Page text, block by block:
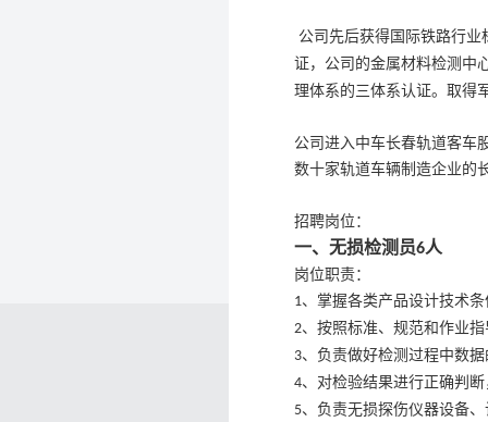
公司先后获得国际铁路行业
证，公司的金属材料检测中
理体系的三体系认证。取得
公司进入中车长春轨道客车
数十家轨道车辆制造企业的
招聘岗位：
一、无损检测员6人
岗位职责：
1、掌握各类产品设计技术
2、按照标准、规范和作业
3、负责做好检测过程中数
4、对检验结果进行正确判
5、负责无损探伤仪器设备